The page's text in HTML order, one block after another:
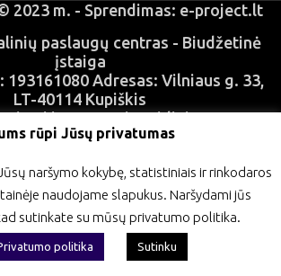
2023 m. - Sprendimas: e-project.lt
paslaugų centras - Biudžetinė
įstaiga
193161080 Adresas: Vilniaus g. 33,
LT-40114 Kupiškis
ir saugomi Juridinių asmenų
registre;
rūpi Jūsų privatumas
naršymo kokybę, statistiniais ir rinkodaros
naudojame slapukus. Naršydami jūs
sutinkate su mūsų privatumo politika.
politika Sutinku